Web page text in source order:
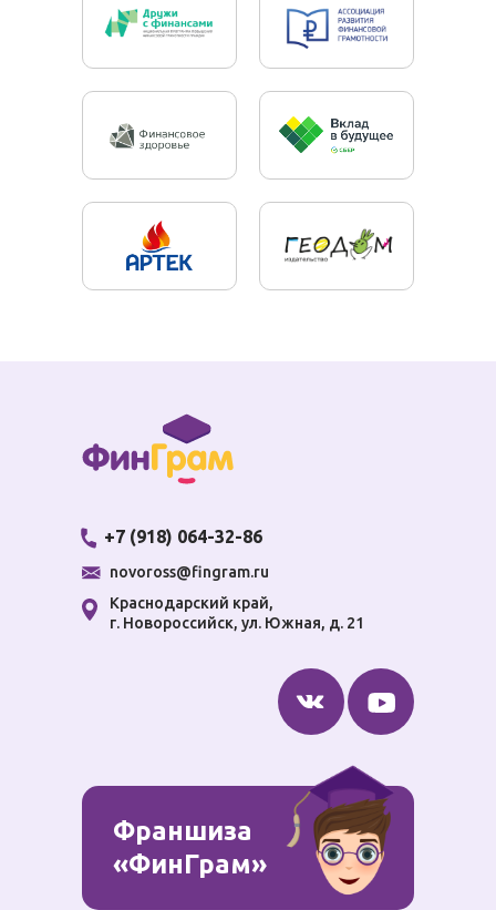
+7 (918) 064-32-86
novoross@fingram.ru
Франшиза
«ФинГрам»
Краснодарский край,
г. Новороссийск, ул. Южная, д. 21